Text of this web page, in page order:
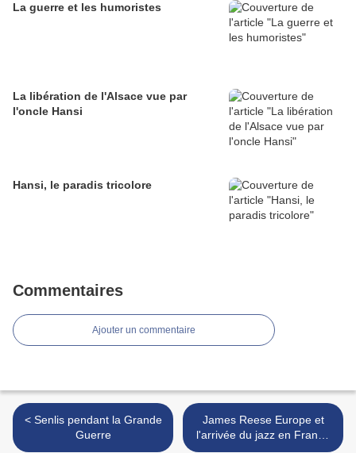
La guerre et les humoristes
La libération de l'Alsace vue par
l'oncle Hansi
Hansi, le paradis tricolore
Commentaires
Ajouter un commentaire
< Senlis pendant la Grande
Guerre
James Reese Europe et
l'arrivée du jazz en France
>